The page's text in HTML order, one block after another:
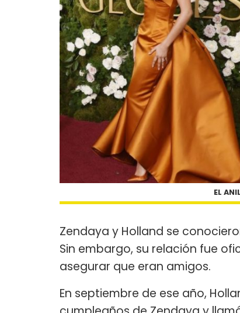
EL
Zendaya y Holland se
Sin embargo, su relación fue
asegurar que eran amigos.
En septiembre de ese año,